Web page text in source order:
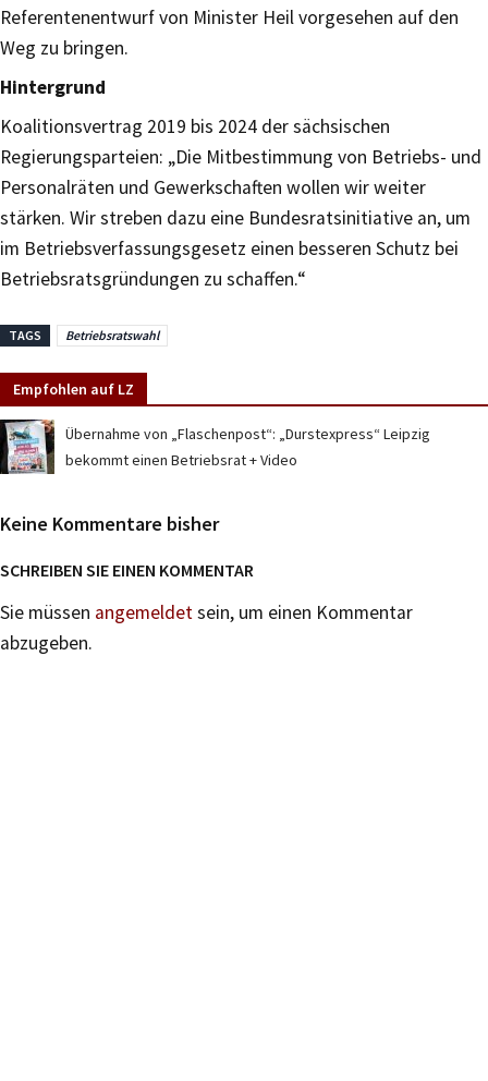
Referentenentwurf von Minister Heil vorgesehen auf den
Weg zu bringen.
Hintergrund
Koalitionsvertrag 2019 bis 2024 der sächsischen
Regierungsparteien: „Die Mitbestimmung von Betriebs- und
Personalräten und Gewerkschaften wollen wir weiter
stärken. Wir streben dazu eine Bundesratsinitiative an, um
im Betriebsverfassungsgesetz einen besseren Schutz bei
Betriebsratsgründungen zu schaffen.“
TAGS Betriebsratswahl
Empfohlen auf LZ
Übernahme von „Flaschenpost“: „Durstexpress“ Leipzig
bekommt einen Betriebsrat + Video
Keine Kommentare bisher
SCHREIBEN SIE EINEN KOMMENTAR
Sie müssen angemeldetsein, um einen Kommentar
abzugeben.